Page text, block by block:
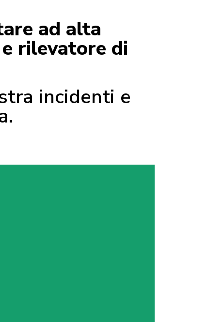
ad alta
rilevatore di
incidenti e